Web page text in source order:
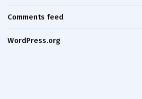
Comments feed
WordPress.org